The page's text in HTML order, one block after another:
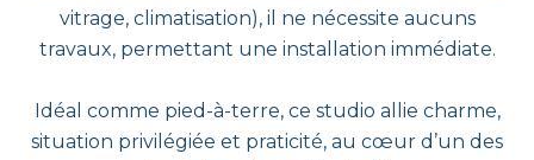
vitrage, climatisation), il ne nécessite aucuns
travaux, permettant une installation immédiate.
Idéal comme pied-à-terre, ce studio allie charme,
situation privilégiée et praticité, au cœur d’un des